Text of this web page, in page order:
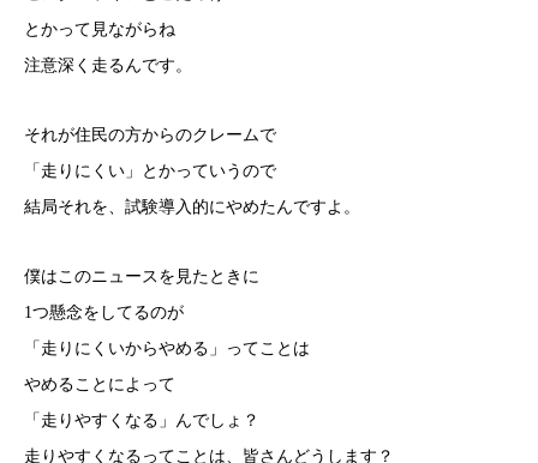
とかって見ながらね
注意深く走るんです。
それが住民の方からのクレームで
「走りにくい」とかっていうので
結局それを、試験導入的にやめたんですよ。
僕はこのニュースを見たときに
1つ懸念をしてるのが
「走りにくいからやめる」ってことは
やめることによって
「走りやすくなる」んでしょ？
走りやすくなるってことは、皆さんどうします？